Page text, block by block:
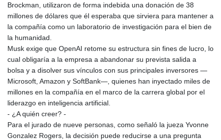
Brockman, utilizaron de forma indebida una donación de 38
millones de dólares que él esperaba que sirviera para mantener a
la compañía como un laboratorio de investigación para el bien de
la humanidad.
Musk exige que OpenAI retome su estructura sin fines de lucro, lo
cual obligaría a la empresa a abandonar su prevista salida a
bolsa y a disolver sus vínculos con sus principales inversores —
Microsoft, Amazon y SoftBank—, quienes han inyectado miles de
millones en la compañía en el marco de la carrera global por el
liderazgo en inteligencia artificial.
- ¿A quién creer? -
Para el jurado de nueve personas, como señaló la jueza Yvonne
Gonzalez Rogers, la decisión puede reducirse a una pregunta